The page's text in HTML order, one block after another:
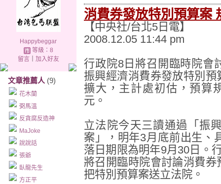
Happybeggar
等級：8
留言｜ 加入好友
文章推薦人 (9)
花木蘭
弼馬溫
反貪腐反造神
MaJoke
說說話
張爺
臥龍先生
方正平
消費券發放特別預算案
【中央社/台北5日電】
2008.12.05 11:44 pm
行政院8日將召開臨時院會
振興經濟消費券發放特別
擴大，主計處初估，預算
元。
立法院今天三讀通過「振
案」，明年3月底前出生、
落日期限為明年9月30日。
將召開臨時院會討論消費
把特別預算案送立法院。